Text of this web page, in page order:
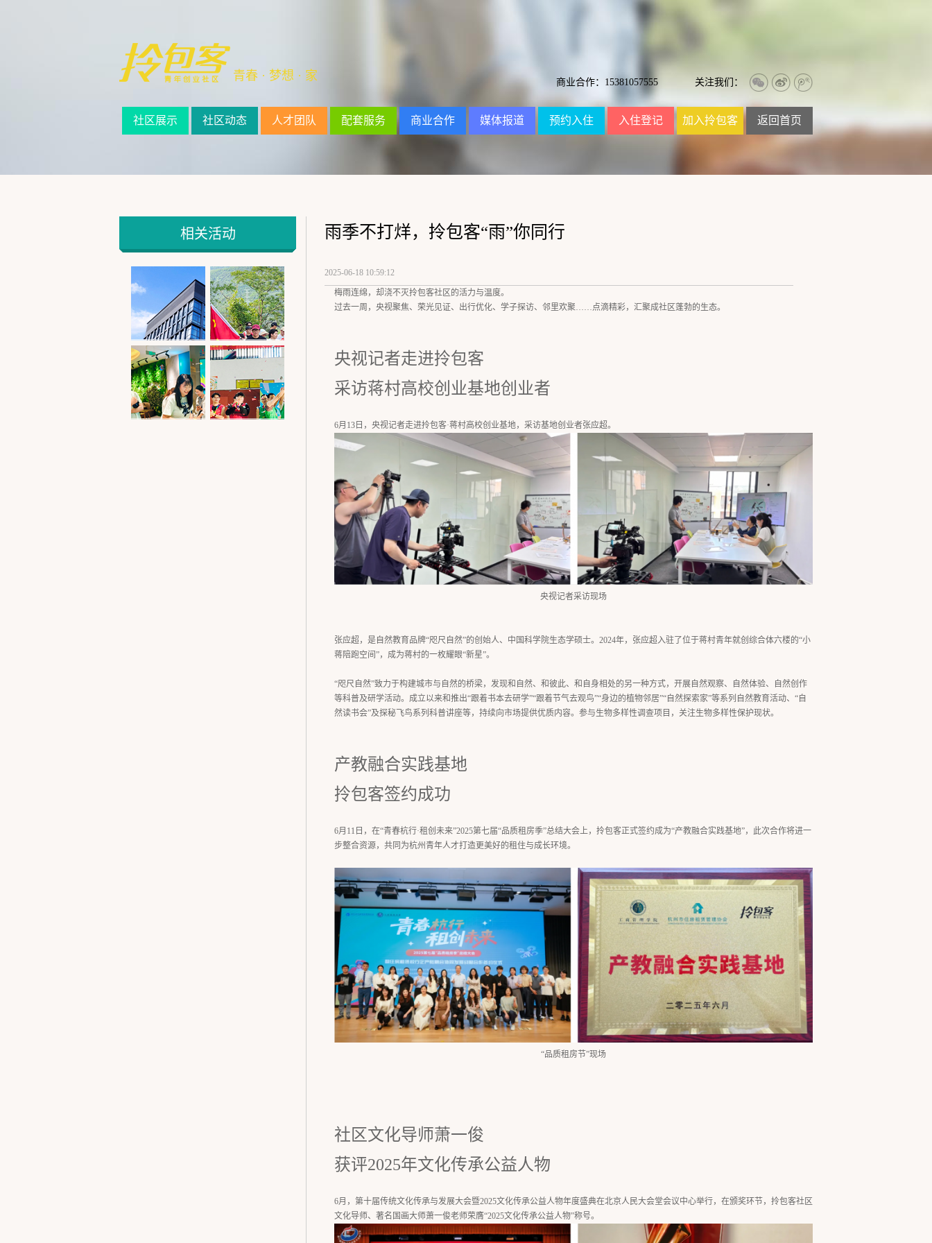
青春 · 梦想 · 家 关注我们：
商业合作：15381057555
社区展示 社区动态 人才团队 配套服务 商业合作 媒体报道 预约入住 入住登记 加入拎包客 返回首页
相关活动
满租！余开·心
巢，产业青年“心
的归属”
青春向党，热血
同行！拎包客青
年社区这样庆“七
雨季不打烊，拎包客“雨”你同行
2025-06-18 10:59:12
梅雨连绵，却浇不灭拎包客社区的活力与温度。
过去一周，央视聚焦、荣光见证、出行优化、学子探访、邻里欢聚……点滴精彩，汇聚成社区蓬勃的生态。
央视记者走进拎包客
采访蒋村高校创业基地创业者
6月13日，央视记者走进拎包客·蒋村高校创业基地，采访基地创业者张应超。
央视记者采访现场
张应超，是自然教育品牌“咫尺自然”的创始人、中国科学院生态学硕士。2024年，张应超入驻了位于蒋村青年就创综合体六楼的“小
蒋陪跑空间”，成为蒋村的一枚耀眼“新星”。
“咫尺自然”致力于构建城市与自然的桥梁，发现和自然、和彼此、和自身相处的另一种方式，开展自然观察、自然体验、自然创作
等科普及研学活动。成立以来和推出“跟着书本去研学”“跟着节气去观鸟”“身边的植物邻居”“自然探索家”等系列自然教育活动、“自
然读书会”及探秘飞鸟系列科普讲座等，持续向市场提供优质内容。参与生物多样性调查项目，关注生物多样性保护现状。
产教融合实践基地
拎包客签约成功
6月11日，在“青春杭行·租创未来”2025第七届“品质租房季”总结大会上，拎包客正式签约成为“产教融合实践基地”，此次合作将进一
步整合资源，共同为杭州青年人才打造更美好的租住与成长环境。
“品质租房节”现场
社区文化导师萧一俊
获评2025年文化传承公益人物
6月，第十届传统文化传承与发展大会暨2025文化传承公益人物年度盛典在北京人民大会堂会议中心举行，在颁奖环节，拎包客社区
文化导师、著名国画大师萧一俊老师荣膺“2025文化传承公益人物”称号。